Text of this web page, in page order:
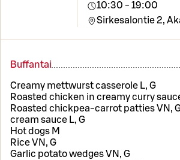
10:30 - 19:00
Sirkesalontie 2,
Buffantai
Creamy mettwurst casserole L, G
Roasted chicken in creamy curry
Roasted chickpea-carrot patties VN,
cream sauce L, G
Hot dogs M
Rice VN, G
Garlic potato wedges VN, G